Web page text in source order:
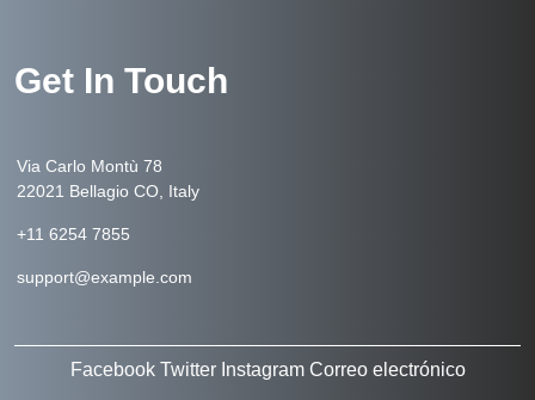
Get In Touch
Via Carlo Montù 78
22021 Bellagio CO, Italy
+11 6254 7855
support@example.com
Facebook Twitter Instagram Correo electrónico